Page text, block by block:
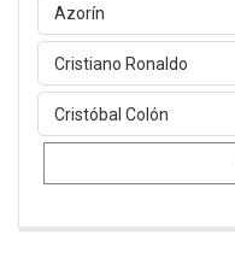
Azorín
Cristiano Ronaldo
Cristóbal Colón